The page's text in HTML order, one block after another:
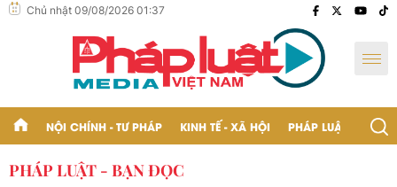
Chủ nhật 09/08/2026 01:37
NỘI CHÍNH - TƯ PHÁP KINH TẾ - XÃ HỘI PHÁP LUẬT - BẠN
PHÁP LUẬT - BẠN ĐỌC